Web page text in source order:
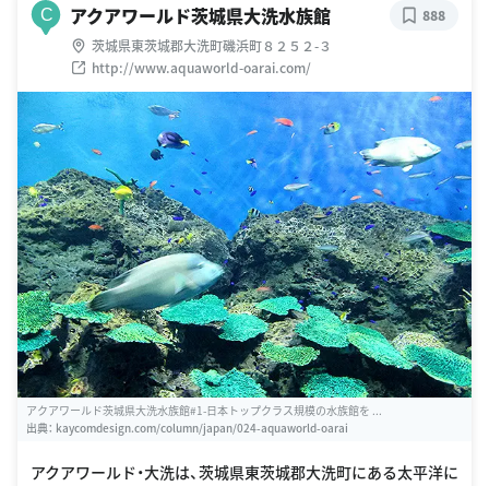
C アクアワールド茨城県大洗水族館
茨城県東茨城郡大洗町磯浜町８２５２-３
http://www.aquaworld-oarai.com/
888
アクアワールド茨城県大洗水族館#1-日本トップクラス規模の水族館を ...
出典： kaycomdesign.com/column/japan/024-aquaworld-oarai
アクアワールド・大洗は、茨城県東茨城郡大洗町にある太平洋に